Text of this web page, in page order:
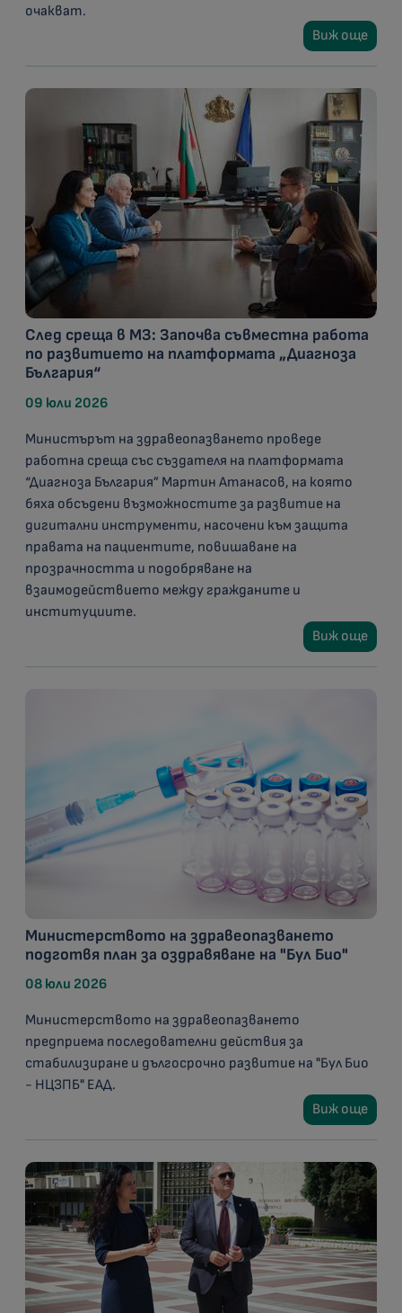
очакват.
Виж още
След среща в МЗ: Започва съвместна работа
по развитието на платформата „Диагноза
България“
09 юли 2026
Министърът на здравеопазването проведе
работна среща със създателя на платформата
“Диагноза България” Мартин Атанасов, на която
бяха обсъдени възможностите за развитие на
дигитални инструменти, насочени към защита
правата на пациентите, повишаване на
прозрачността и подобряване на
взаимодействието между гражданите и
институциите.
Виж още
Министерството на здравеопазването
подготвя план за оздравяване на "Бул Био"
08 юли 2026
Министерството на здравеопазването
предприема последователни действия за
стабилизиране и дългосрочно развитие на "Бул Био
- НЦЗПБ" ЕАД.
Виж още